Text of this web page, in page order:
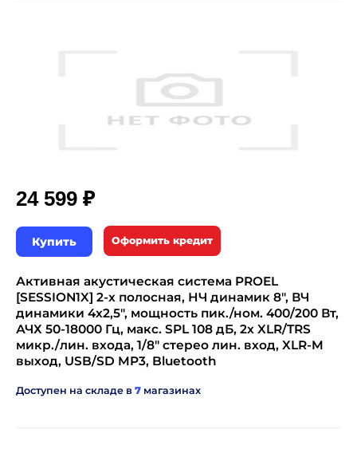
24 599 ₽
Купить Оформить кредит
Активная акустическая система PROEL
[SESSION1X] 2-х полосная, НЧ динамик 8", ВЧ
динамики 4х2,5", мощность пик./ном. 400/200 Вт,
АЧХ 50-18000 Гц, макс. SPL 108 дБ, 2x XLR/TRS
микр./лин. входа, 1/8" стерео лин. вход, XLR-M
выход, USB/SD MP3, Bluetooth
Доступен на складе в 7 магазинах